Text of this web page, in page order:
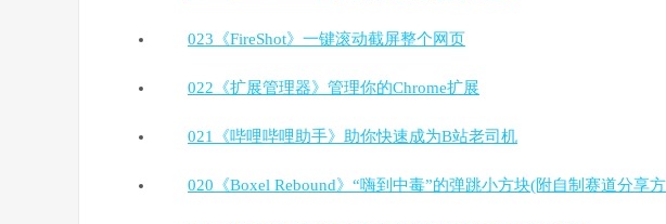
023《FireShot》一键滚动截屏整个网页
022《扩展管理器》管理你的Chrome扩展
021《哔哩哔哩助手》助你快速成为B站老司机
020《Boxel Rebound》“嗨到中毒”的弹跳小方块(附自制赛道分享